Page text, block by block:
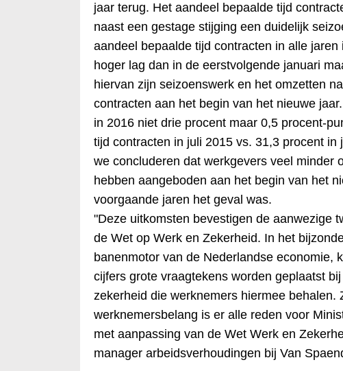
jaar terug. Het aandeel bepaalde tijd
naast een gestage stijging een duidelijk
aandeel bepaalde tijd contracten in alle
hoger lag dan in de eerstvolgende januari
hiervan zijn seizoenswerk en het omzetten
contracten aan het begin van het nieuwe
in 2016 niet drie procent maar 0,5 procent-
tijd contracten in juli 2015 vs. 31,3 procent in
we concluderen dat werkgevers veel minder
hebben aangeboden aan het begin van het
voorgaande jaren het geval was.
"Deze uitkomsten bevestigen de aanwezige
de Wet op Werk en Zekerheid. In het
banenmotor van de Nederlandse economie,
cijfers grote vraagtekens worden geplaatst
zekerheid die werknemers hiermee behalen.
werknemersbelang is er alle reden voor
met aanpassing van de Wet Werk en
manager arbeidsverhoudingen bij Van